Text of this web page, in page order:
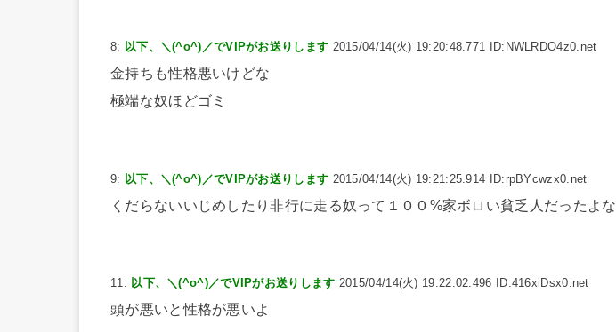
8: 以下、＼(^o^)／でVIPがお送りします 2015/04/14(火) 19:20:48.771 ID:NWLRDO4z0.net
金持ちも性格悪いけどな
極端な奴ほどゴミ
9: 以下、＼(^o^)／でVIPがお送りします 2015/04/14(火) 19:21:25.914 ID:rpBYcwzx0.net
くだらないいじめしたり非行に走る奴って１００%家ボロい貧乏人だったよな
11: 以下、＼(^o^)／でVIPがお送りします 2015/04/14(火) 19:22:02.496 ID:416xiDsx0.net
頭が悪いと性格が悪いよ